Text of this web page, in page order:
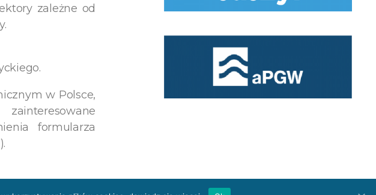
zależne od
w Polsce,
formularza